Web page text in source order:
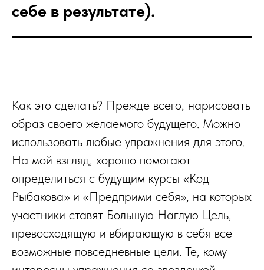
себе в результате).
Как это сделать? Прежде всего, нарисовать
образ своего желаемого будущего. Можно
использовать любые упражнения для этого.
На мой взгляд, хорошо помогают
определиться с будущим курсы «Код
Рыбакова» и «Предприми себя», на которых
участники ставят Большую Наглую Цель,
превосходящую и вбирающую в себя все
возможные повседневные цели. Те, кому